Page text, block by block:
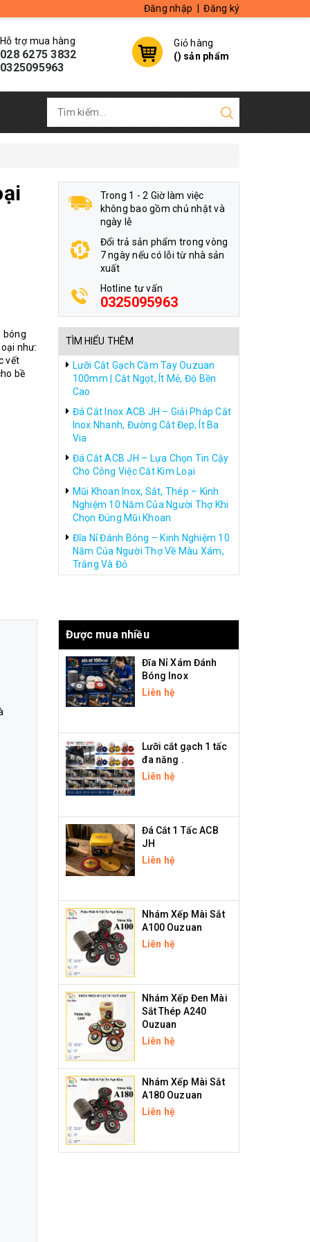
Đăng nhập Đăng ký
Hỗ trợ mua hàng
028 6275 3832
0325095963
Giỏ hàng
() sản phẩm
bóng
như:
vết
bề
Trong 1 - 2 Giờ làm việc
không bao gồm chủ nhật và
ngày lễ
Đổi trả sản phẩm trong vòng
7 ngày nếu có lỗi từ nhà sản
xuất
Hotline tư vấn
0325095963
TÌM HIỂU THÊM
Lưỡi Cắt Gạch Cầm Tay Ouzuan
100mm | Cắt Ngọt, Ít Mẻ, Độ Bền
Cao
Đá Cắt Inox ACB JH – Giải Pháp Cắt
Inox Nhanh, Đường Cắt Đẹp, Ít Ba
Via
Đá Cắt ACB JH – Lựa Chọn Tin Cậy
Cho Công Việc Cắt Kim Loại
Mũi Khoan Inox, Sắt, Thép – Kinh
Nghiệm 10 Năm Của Người Thợ Khi
Chọn Đúng Mũi Khoan
Đĩa Nỉ Đánh Bóng – Kinh Nghiệm 10
Năm Của Người Thợ Về Màu Xám,
Trắng Và Đỏ
Được mua nhiều
Đĩa Nỉ Xám Đánh
Bóng Inox
Liên hệ
Lưỡi cắt gạch 1 tấc
đa năng .
Liên hệ
Đá Cắt 1 Tấc ACB
JH
Liên hệ
Nhám Xếp Mài Sắt
A100 Ouzuan
Liên hệ
Nhám Xếp Đen Mài
Sắt Thép A240
Ouzuan
Liên hệ
Nhám Xếp Mài Sắt
A180 Ouzuan
Liên hệ